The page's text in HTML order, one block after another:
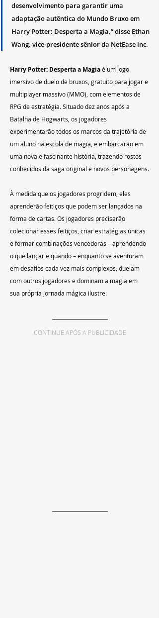
desenvolvimento para garantir uma
adaptação autêntica do Mundo Bruxo em
Harry Potter: Desperta a Magia,” disse Ethan
Wang, vice-presidente sênior da NetEase Inc.
Harry Potter: Desperta a Magia é um jogo
imersivo de duelo de bruxos, gratuito para jogar e
multiplayer massivo (MMO), com elementos de
RPG de estratégia. Situado dez anos após a
Batalha de Hogwarts, os jogadores
experimentarão todos os marcos da trajetória de
um aluno na escola de magia, e embarcarão em
uma nova e fascinante história, trazendo rostos
conhecidos da saga original e novos personagens.
À medida que os jogadores progridem, eles
aprenderão feitiços que podem ser lançados na
forma de cartas. Os jogadores precisarão
colecionar esses feitiços, criar estratégias únicas
e formar combinações vencedoras – aprendendo
o que lançar e quando – enquanto se aventuram
em desafios cada vez mais complexos, duelam
com outros jogadores e dominam a magia em
sua própria jornada mágica ilustre.
CONTINUE APÓS A PUBLICIDADE